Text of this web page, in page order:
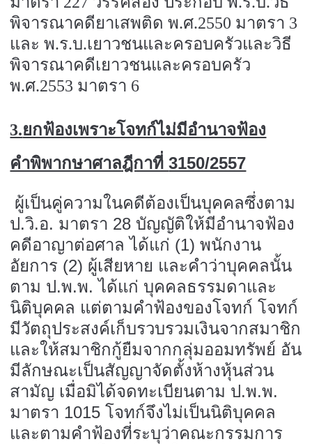
พิจารณาคดียาเสพติด พ.ศ.2550 มาตรา 3
และ พ.ร.บ.เยาวชนและครอบครัวและวิธี
พิจารณาคดีเยาวชนและครอบครัว
พ.ศ.2553 มาตรา 6
3.ยกฟ้องเพราะโจทก์ไม่มีอำนาจฟ้อง
คำพิพากษาศาลฎีกาที่3150/2557
ผู้เป็นคู่ความในคดีต้องเป็นบุคคลซึ่งตาม
ป.วิ.อ. มาตรา 28 บัญญัติให้มีอำนาจฟ้อง
คดีอาญาต่อศาล ได้แก่ (1)พนักงาน
อัยการ (2) ผู้เสียหาย และคำว่าบุคคลนั้น
ตาม ป.พ.พ. ได้แก่ บุคคลธรรมดาและ
นิติบุคคล แต่ตามคำฟ้องของโจทก์ โจทก์
มีวัตถุประสงค์เก็บรวบรวมเงินจากสมาชิก
และให้สมาชิกกู้ยืมจากกลุ่มออมทรัพย์ อัน
มีลักษณะเป็นสัญญาจัดตั้งห้างหุ้นส่วน
สามัญ เมื่อมิได้จดทะเบียนตาม ป.พ.พ.
มาตรา 1015โจทก์จึงไม่เป็นนิติบุคคล
และตามคำฟ้องที่ระบุว่าคณะกรรมการ